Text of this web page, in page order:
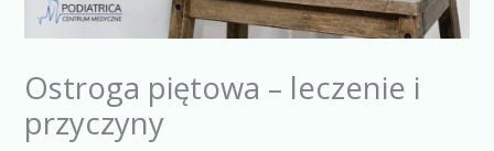
Ostroga piętowa – leczenie i
przyczyny